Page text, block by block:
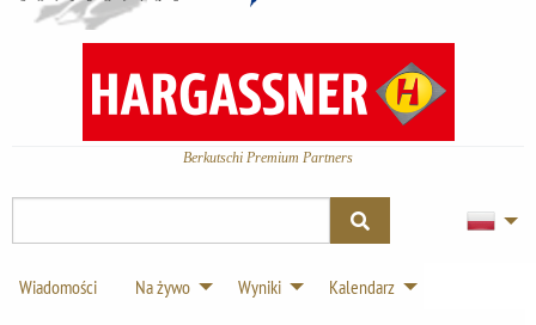
Berkutschi Premium Partners
Wiadomości Na żywo Wyniki
Kalendarz